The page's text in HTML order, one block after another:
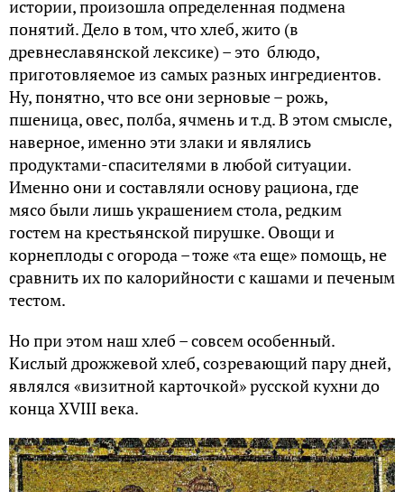
дрожжевому хлебу стали придавать большее, чем
раньше, значение, что было обусловлено бо­
гослужебной практикой, принятой на
православном Востоке. Из Ви­зантии в русское
православие перешел обычай использовать
квасной, или кислый, хлеб для совершения
таинства Евхаристии.